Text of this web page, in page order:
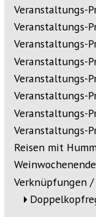
Veranstaltungs-
Veranstaltungs-
Veranstaltungs-
Veranstaltungs-
Veranstaltungs-
Veranstaltungs-
Veranstaltungs-
Veranstaltungs-
Reisen mit
Verknüpfungen /